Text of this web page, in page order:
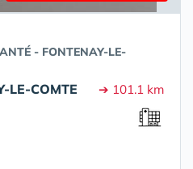
- FONTENAY-LE-
LE-COMTE ➔ 101.1 km